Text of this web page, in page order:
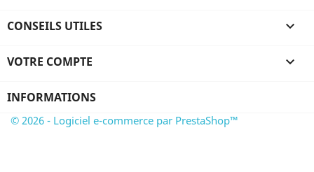
CONSEILS UTILES 
VOTRE COMPTE 
INFORMATIONS
© 2026 - Logiciel e-commerce par PrestaShop™